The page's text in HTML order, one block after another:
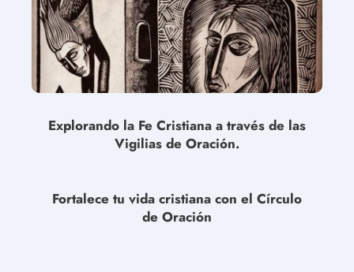
Explorando la Fe Cristiana a través de las
Vigilias de Oración.
Fortalece tu vida cristiana con el Círculo
de Oración